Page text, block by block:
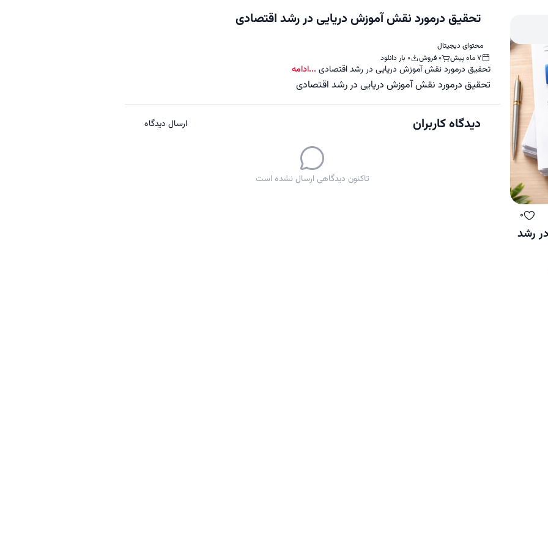
لایک
0
رشد
سبد
تحقیق درمورد نقش آموزش دریایی در رشد اقتصادی
محتوای دیجیتال
7 ماه پیش
0 فروش 0 بار دانلود
تحقیق درمورد نقش آموزش دریایی در رشد اقتصادی ...ادامه
تحقیق درمورد نقش آموزش دریایی در رشد اقتصادی
دیدگاه کاربران ارسال دیدگاه
تاکنون دیدگاهی ارسال نشده است